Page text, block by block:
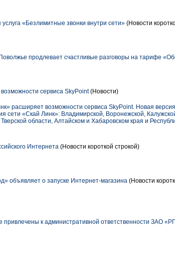
«Безлимитные звонки внутри сети» (Новости
продлевает счастливые разговоры на тарифе
сервиса SkyPoint(Новости)
расширяет возможности сервиса SkyPoint. Новая
сети «Скай Линк»: Владимирской, Воронежской,
области, Алтайском и Хабаровском края и
Интернета (Новости короткой строкой)
объявляет о запуске Интернет-магазина (Новости
привлечены к административной ответственности ЗАО